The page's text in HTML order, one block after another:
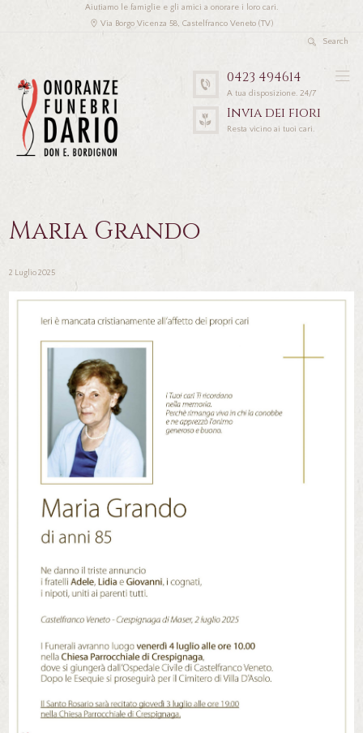
Aiutiamo le famiglie e gli amici a onorare i loro cari.
Via Borgo Vicenza 58, Castelfranco Veneto (TV)
0423 494614
A tua disposizione. 24/7
Invia dei fiori
Resta vicino ai tuoi cari.
Maria Grando
2 Luglio 2025